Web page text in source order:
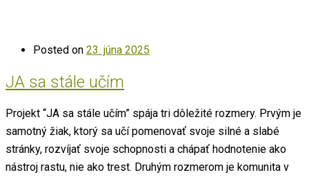
Posted on 23. júna 2025
JA sa stále učím
Projekt “JA sa stále učím” spája tri dôležité rozmery. Prvým je
samotný žiak, ktorý sa učí pomenovať svoje silné a slabé
stránky, rozvíjať svoje schopnosti a chápať hodnotenie ako
nástroj rastu, nie ako trest. Druhým rozmerom je komunita v